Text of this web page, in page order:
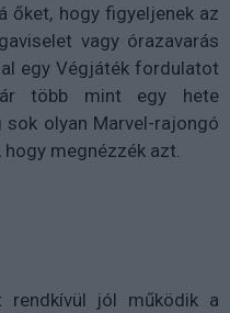
őket, hogy figyeljenek az
vagy órazavarás
egy Végjáték fordulatot
több mint egy hete
olyan Marvel-rajongó
megnézzék azt.
rendkívül jól működik a